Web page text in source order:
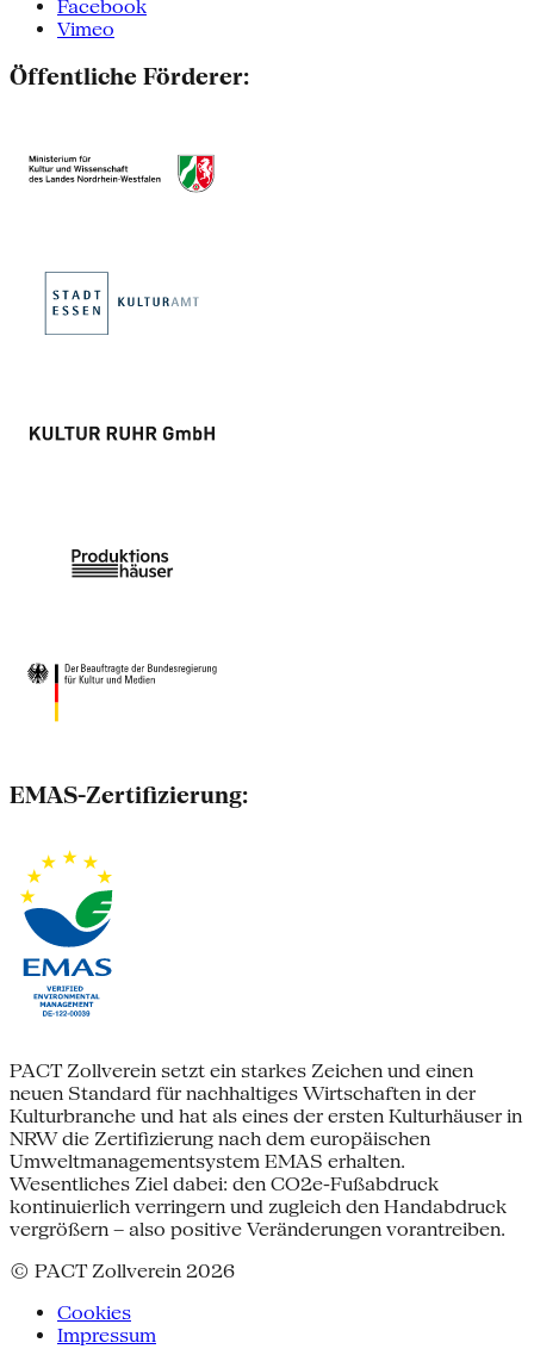
Facebook
Vimeo
Öffentliche Förderer:
EMAS-Zertifizierung:
PACT Zollverein setzt ein starkes Zeichen und einen
neuen Standard für nachhaltiges Wirtschaften in der
Kulturbranche und hat als eines der ersten Kulturhäuser in
NRW die Zertifizierung nach dem europäischen
Umweltmanagementsystem EMAS erhalten.
Wesentliches Ziel dabei: den CO2e-Fußabdruck
kontinuierlich verringern und zugleich den Handabdruck
vergrößern – also positive Veränderungen vorantreiben.
© PACT Zollverein 2026
Cookies
Impressum